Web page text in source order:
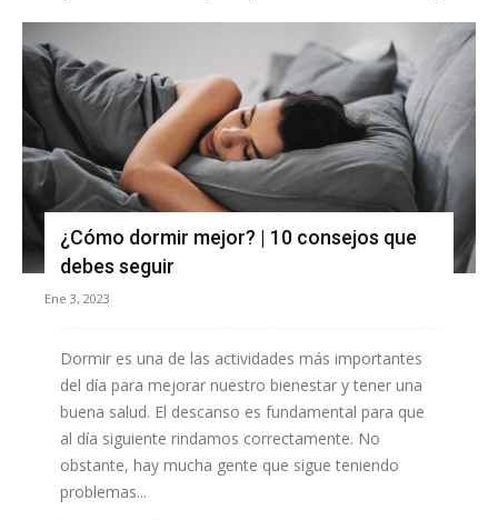
¿Cómo dormir mejor? | 10 consejos que
debes seguir
Ene 3, 2023
Dormir es una de las actividades más importantes
del día para mejorar nuestro bienestar y tener una
buena salud. El descanso es fundamental para que
al día siguiente rindamos correctamente. No
obstante, hay mucha gente que sigue teniendo
problemas...